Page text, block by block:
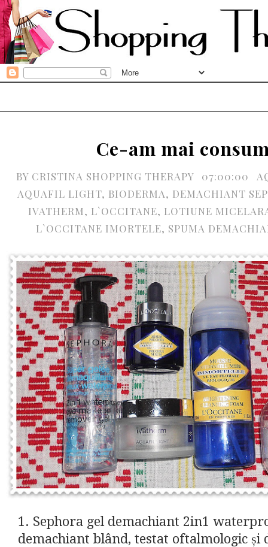
Ce-am mai
BY CRISTINA SHOPPING THERAPY 07:00:00
AQUAFIL LIGHT, BIODERMA, DEMACHIANT
IVATHERM, L`OCCITANE, LOTIUNE
L`OCCITANE IMORTELE, SPUMA
1. Sephora gel demachiant 2in1
demachiant blând, testat oftalmologic și